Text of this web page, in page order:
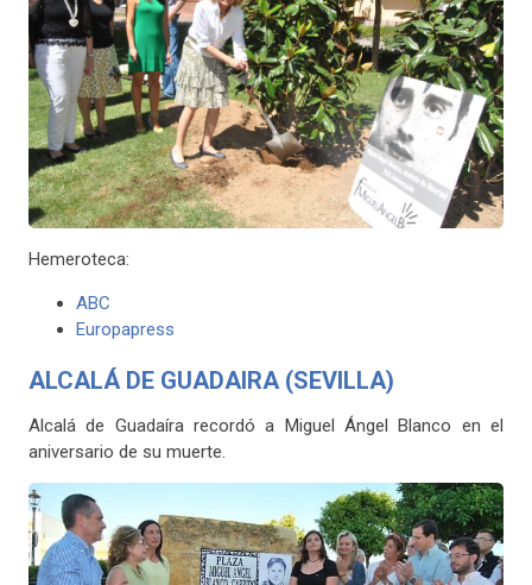
Hemeroteca:
ABC
Europapress
ALCALÁ DE GUADAIRA (SEVILLA)
Alcalá de Guadaíra recordó a Miguel Ángel Blanco en el
aniversario de su muerte.